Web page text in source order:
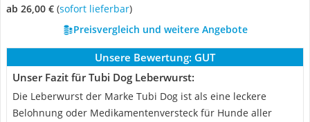
ab 26,00 € ( Sofort lieferbar)
Preisvergleich und weitere Angebote
Unsere Bewertung: GUT
Unser Fazit für Tubi Dog Leberwurst:
Die Leberwurst der Marke Tubi Dog ist als eine leckere
Belohnung oder Medikamentenversteck für Hunde aller